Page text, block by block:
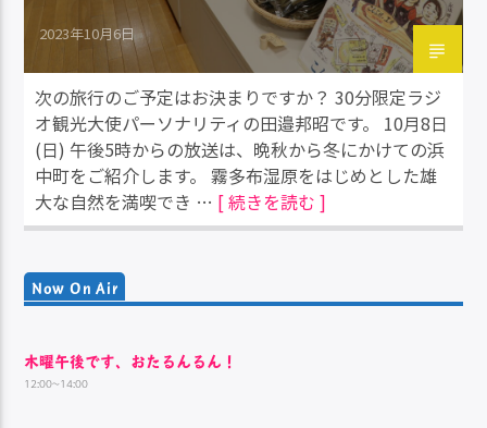
2023年10月6日
次の旅行のご予定はお決まりですか？ 30分限定ラジ
オ観光大使パーソナリティの田邉邦昭です。 10月8日
(日) 午後5時からの放送は、晩秋から冬にかけての浜
中町をご紹介します。 霧多布湿原をはじめとした雄
大な自然を満喫でき … [ 続きを読む ]
Now On Air
木曜午後です、おたるんるん！
12:00~14:00